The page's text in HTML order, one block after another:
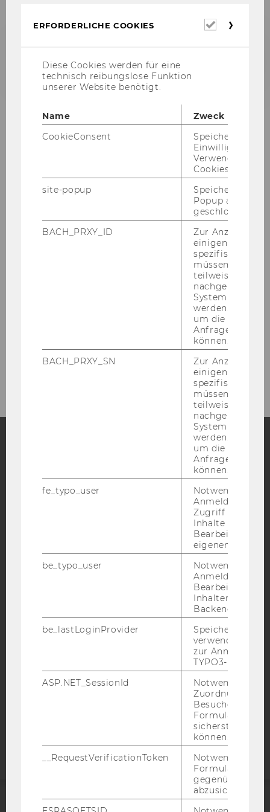
1898 Ab 1898 1917 1919
Grün­dung der k.k. Ex­port­
aka­de­mie
Ende des 19. Jahr­hun­derts gab es in
Wien keine Aus­bil­dung für qua­li­fi­zier­te
Kauf­leu­te. Die Wie­ner Kauf­mann­schaft
woll­te das än­dern und en­ga­gier­te sich
(1898:
GRÜNDUNG
EXPORTAKADEMIE)
Blog
Bluesky
BARRIEREFREIHEITSERKLÄRUNG WEBSEITE
DATENSCHUTZERKLÄRUNG
DATENSCHUTZERKLÄRUNG SOCIAL MEDIA
DATENSCHUTZERKLÄRUNG
STUDIENBEWERBER*INNEN UND STUDIERENDE
COOKIE EINSTELLUNGEN
Barrierefreiheitserklärung
ERFORDERLICHE COOKIES
Diese Cookies werden für eine
technisch reibungslose Funktion
unserer Website benötigt.
Name
Zweck
CookieConsent
Speichert Ihre
Einwilligung zur
Verwendung von
Cookies.
site-popup
Speichert ob ein
Popup
geschlossen
BACH_PRXY_ID
Zur Anzeige von
einigen WU-
spezifischen
müssen
teilweise von
nachgelagerten
System
werden.
um die Antwort
Anfrage
können.
BACH_PRXY_SN
Zur Anzeige von
einigen WU-
spezifischen
müssen
teilweise von
nachgelagerten
System
werden.
um die Antwort
Anfrage
können.
fe_typo_user
Notwendig für
Anmeldung und
Zugriff auf
Inhalte oder zur
Bearbeitung des
eigenen Profils.
be_typo_user
Notwendig für
Anmeldung und
Bearbeitung von
Inhalten im
Backend.
be_lastLoginProvider
Speichert die
verwendete
zur Anmeldung
TYPO3-Backend.
ASP.NET_SessionId
Notwendig, um
Zuordnung von
Besucher zu
sicherstellen zu
können.
__RequestVerificationToken
Notwendig, um
gegenüber
abzusichern.